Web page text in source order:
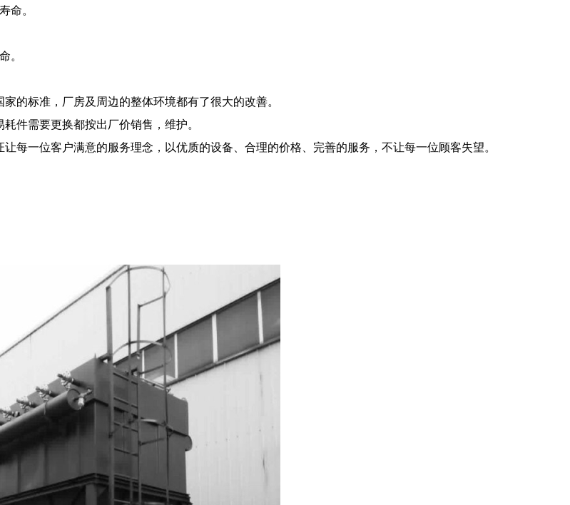
命。
。
标准，厂房及周边的整体环境都有了很大的改善。
件需要更换都按出厂价销售，维护。
一位客户满意的服务理念，以优质的设备、合理的价格、完善的服务，不让每一位顾客失望。